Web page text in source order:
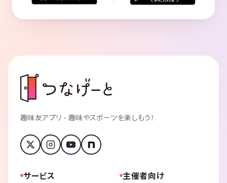
趣味友アプリ - 趣味やスポーツを楽しもう！
サービス 主催者向け